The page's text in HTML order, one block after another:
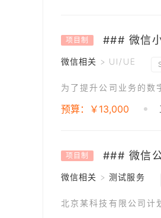
项目制 ### 微信
微信相关 > UI/UE
预算：￥13,000
项目制 ### 微信
微信相关 > 测试服务